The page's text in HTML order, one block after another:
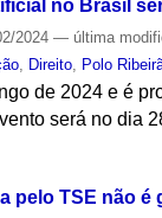
no Brasil
2024— última
Direito Polo
de 2024 e é
será no dia
pelo TSE não